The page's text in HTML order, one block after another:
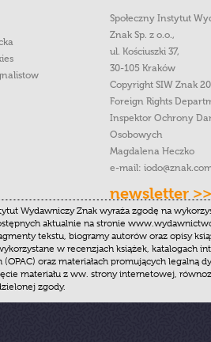
Społeczny Instytut
Znak Sp. z o.o.,
ul. Kościuszki 37,
30-105 Kraków
Copyright SIW Znak
Foreign Rights
Inspektor Ochrony
Osobowych
Magdalena Heczko
e-mail:
newsletter >>
Wydawniczy Znak wyraża zgodę na
aktualnie na stronie
tekstu, biogramy autorów oraz opisy
w recenzjach książek, katalogach
oraz materiałach promujących legalną
materiału z ww. strony internetowej,
zgody.